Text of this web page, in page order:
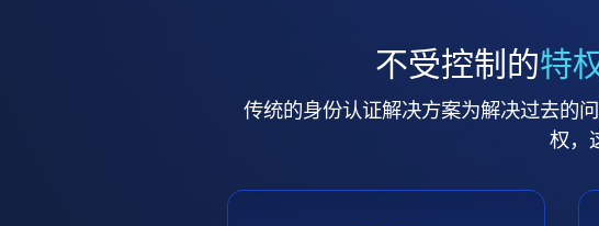
不受控制的特
传统的身份认证解决方案为解决过去的
权，